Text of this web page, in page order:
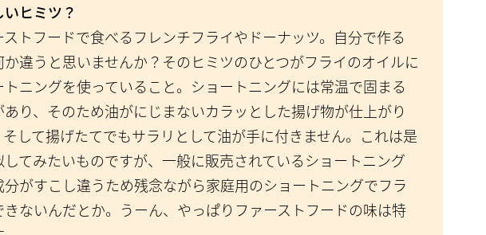
ヒミツ？
ストフードで食べるフレンチフライやドーナッツ。自分で作る
か違うと思いませんか？そのヒミツのひとつがフライのオイルに
トニングを使っていること。ショートニングには常温で固まる
り、そのため油がにじまないカラッとした揚げ物が仕上がり
そして揚げたてでもサラリとして油が手に付きません。これは是
してみたいものですが、一般に販売されているショートニング
分がすこし違うため残念ながら家庭用のショートニングでフラ
きないんだとか。うーん、やっぱりファーストフードの味は特